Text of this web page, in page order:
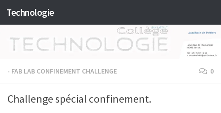
Skip to content
Technologie
- FAB LAB CONFINEMENT CHALLENGE 0
Challenge spécial confinement.